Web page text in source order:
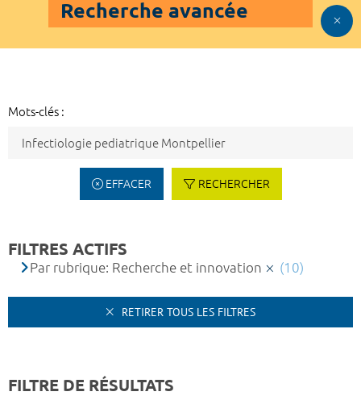
Recherche avancée
Mots-clés :
EFFACER RECHERCHER
FILTRES ACTIFS
Par rubrique: Recherche et innovation (10)
RETIRER TOUS LES FILTRES
FILTRE DE RÉSULTATS